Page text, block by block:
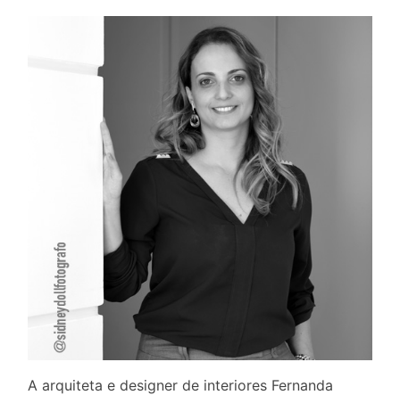
A arquiteta e designer de interiores Fernanda